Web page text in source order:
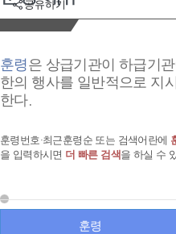
공유하기
훈령은 상급기관이 하급기
한의 행사를 일반적으로 지
한다.
훈령번호·최근훈령순 또는 검색어란에
을 입력하시면 더 빠른 검색 을 하실 수
훈령